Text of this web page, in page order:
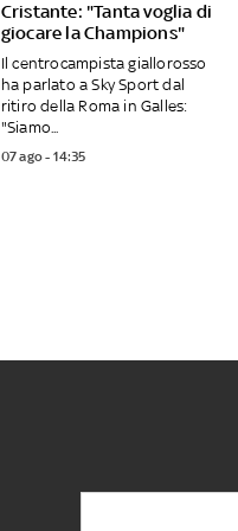
Cristante: "Tanta voglia di
giocare la Champions"
Il centrocampista giallorosso
ha parlato a Sky Sport dal
ritiro della Roma in Galles:
"Siamo...
07 ago - 14:35